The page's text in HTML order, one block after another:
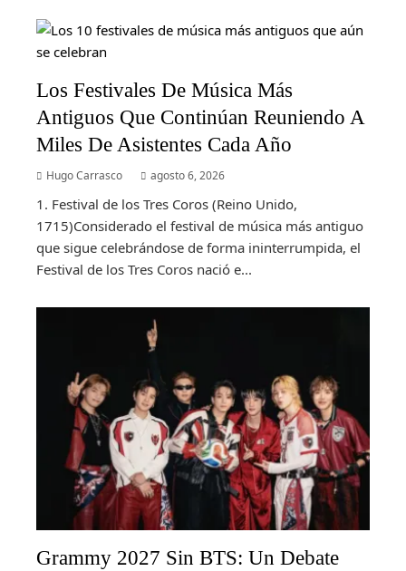
Los Festivales De Música Más
Antiguos Que Continúan Reuniendo A
Miles De Asistentes Cada Año
Hugo Carrasco agosto 6, 2026
1. Festival de los Tres Coros (Reino Unido,
1715)Considerado el festival de música más antiguo
que sigue celebrándose de forma ininterrumpida, el
Festival de los Tres Coros nació e...
Grammy 2027 Sin BTS: Un Debate